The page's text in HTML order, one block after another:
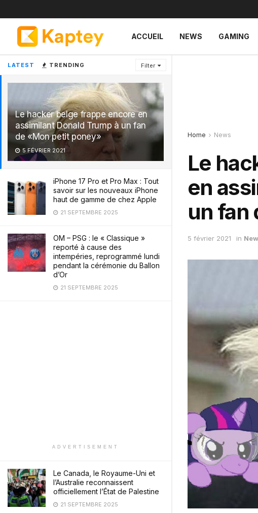
LATEST TRENDING Filter
Le hacker belge frappe encore en
assimilant Donald Trump à un fan
de «Mon petit poney»
5 FÉVRIER 2021
iPhone 17 Pro et Pro Max : Tout
savoir sur les nouveaux iPhone
haut de gamme de chez Apple
21 SEPTEMBRE 2025
OM – PSG : le « Classique »
reporté à cause des
intempéries, reprogrammé lundi
pendant la cérémonie du Ballon
d’Or
21 SEPTEMBRE 2025
ADVERTISEMENT
Le Canada, le Royaume-Uni et
l’Australie reconnaissent
officiellement l’État de Palestine
21 SEPTEMBRE 2025
ACCUEIL NEWS GAMING
Home News
Le
en
un fan
5 février 2021 in